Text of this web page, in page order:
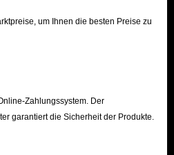
um Ihnen die besten Preise zu
Zahlungssystem. Der
garantiert die Sicherheit der Produkte.